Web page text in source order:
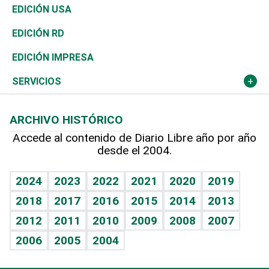
Reportajes
África
Ocenanía
Caribe
Resto del mundo
Vivienda
Telecom.
Global y variable
Economía personal
Buena Vida
Sociales
Novedades
Podcast Arte Libre
Hablando con el pediatra
Vida y familia
Eñe
Celebrando la vida
Sin complejos
Ciclismo
Tenis
Olimpismo
Más deportes
TBT Deportivo
En Directo
El Espía
Noticiero Poteleche
Columnistas
Más firmas
Tecnología
Historia
Martes de tecnología
Cambio climático
Economía
Revista
Deportes
Opinión
Hecho en casa
Guía del dinero
EDICIÓN USA
EDICIÓN RD
EDICIÓN IMPRESA
SERVICIOS
Cumpleaños
Horóscopos
Crucigramas
ARCHIVO HISTÓRICO
Accede al contenido de Diario Libre año por año
desde el 2004.
2024 2023 2022 2021 2020
2019
2018
2017 2016 2015 2014
2013
2012
2011 2010 2009 2008
2007
2006
2005 2004